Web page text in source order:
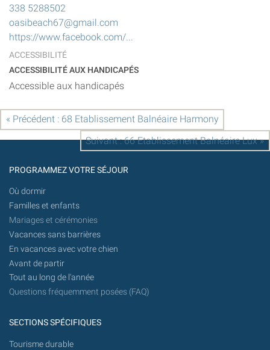
338 5288502
oasibeach67@gmail.com
https://www.facebook.com/...
ACCESSIBILITÉ
ACCESSIBILITÉ AUX HANDICAPÉS
Accessible aux handicapés
« Précédent : 68 Etablissement Balnéaire Harmony
Suivant : 66 Etablissement Balnéaire Lux »
PROGRAMMEZ VOTRE SÉJOUR
Où dormir
Familles et enfants
Mariages et cérémonies
Vacances sans barrières
En vacances avec votre chien
Avant de partir
Tout au long de l'année
Questions fréquemment posées (FAQ)
SECTIONS SPÉCIFIQUES
Tourisme durable